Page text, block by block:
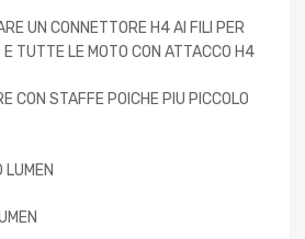
UN CONNETTORE H4 AI FILI PER
LE MOTO CON ATTACCO H4
CON STAFFE POICHE PIU PICCOLO